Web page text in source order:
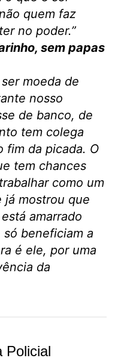
quem faz
no poder.”
sem papas
moeda de
nosso
de banco, de
tem colega
fim da picada. O
tem chances
como um
já mostrou que
amarrado
beneficiam a
é ele, por uma
da
Policial